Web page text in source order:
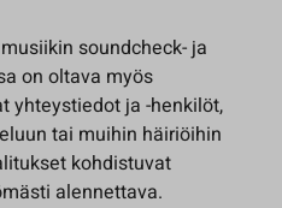
soundcheck- ja
on oltava myös
yhteystiedot ja -henkilöt,
tai muihin häiriöihin
kohdistuvat
alennettava.